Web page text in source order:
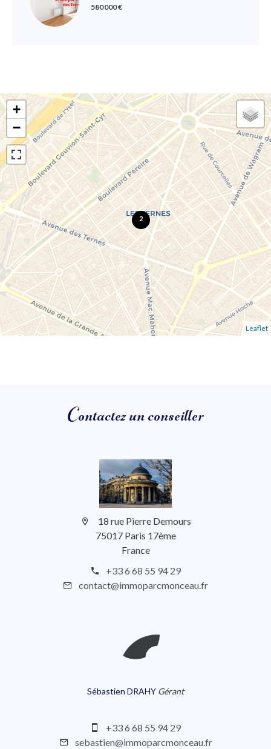
580 000 €
2
+
−
Leaflet
Contactez un conseiller
18 rue Pierre Demours
75017 Paris 17ème
France
+33 6 68 55 94 29
contact@immoparcmonceau.fr
Sébastien DRAHY Gérant
+33 6 68 55 94 29
sebastien@immoparcmonceau.fr